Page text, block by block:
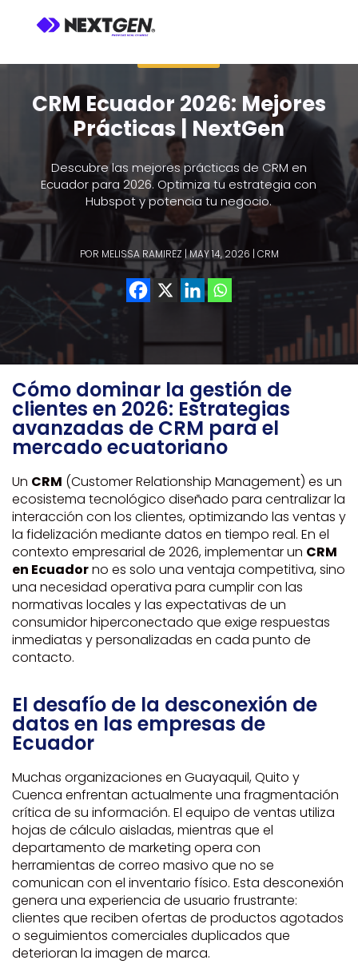
CRM Ecuador 2026: Mejores
Prácticas | NextGen
Descubre las mejores prácticas de CRM en
Ecuador para 2026. Optimiza tu estrategia con
Hubspot y potencia tu negocio.
POR MELISSA RAMIREZ |MAY 14, 2026 | CRM
Cómo dominar la gestión de
clientes en 2026: Estrategias
avanzadas de CRM para el
mercado ecuatoriano
Un CRM (Customer Relationship Management) es un
ecosistema tecnológico diseñado para centralizar la
interacción con los clientes, optimizando las ventas y
la fidelización mediante datos en tiempo real. En el
contexto empresarial de 2026, implementar un CRM
en Ecuadorno es solo una ventaja competitiva, sino
una necesidad operativa para cumplir con las
normativas locales y las expectativas de un
consumidor hiperconectado que exige respuestas
inmediatas y personalizadas en cada punto de
contacto.
El desafío de la desconexión de
datos en las empresas de
Ecuador
Muchas organizaciones en Guayaquil, Quito y
Cuenca enfrentan actualmente una fragmentación
crítica de su información. El equipo de ventas utiliza
hojas de cálculo aisladas, mientras que el
departamento de marketing opera con
herramientas de correo masivo que no se
comunican con el inventario físico. Esta desconexión
genera una experiencia de usuario frustrante:
clientes que reciben ofertas de productos agotados
o seguimientos comerciales duplicados que
deterioran la imagen de marca.